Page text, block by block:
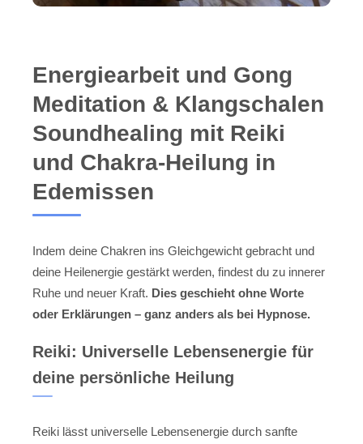
Energiearbeit und Gong
Meditation & Klangschalen
Soundhealing mit Reiki
und Chakra-Heilung in
Edemissen
Indem deine Chakren ins Gleichgewicht gebracht und
deine Heilenergie gestärkt werden, findest du zu innerer
Ruhe und neuer Kraft. Dies geschieht ohne Worte
oder Erklärungen – ganz anders als bei Hypnose.
Reiki: Universelle Lebensenergie für
deine persönliche Heilung
Reiki lässt universelle Lebensenergie durch sanfte